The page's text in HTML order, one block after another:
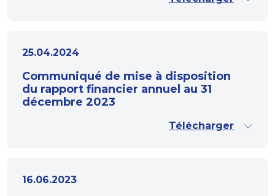
25.04.2024
Communiqué de mise à disposition
du rapport financier annuel au 31
décembre 2023
Télécharger
16.06.2023